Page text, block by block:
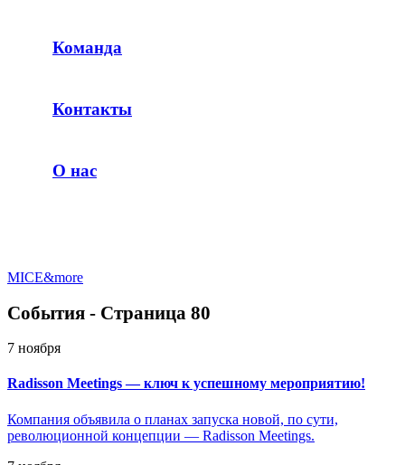
Команда
Контакты
О нас
MICE&more
События - Страница 80
7 ноября
Radisson Meetings — ключ к успешному мероприятию!
Компания объявила о планах запуска новой, по сути,
революционной концепции — Radisson Meetings.